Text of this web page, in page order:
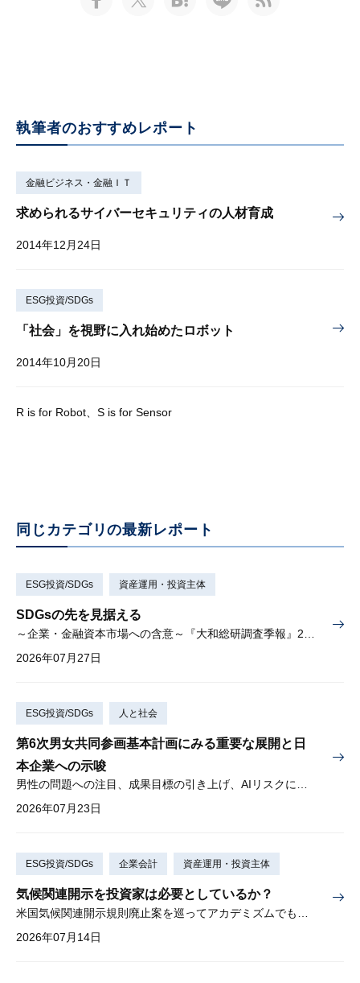
執筆者のおすすめレポート
金融ビジネス・金融ＩＴ
求められるサイバーセキュリティの人材育成
2014年12月24日
ESG投資/SDGs
「社会」を視野に入れ始めたロボット
2014年10月20日
R is for Robot、S is for Sensor
同じカテゴリの最新レポート
ESG投資/SDGs 資産運用・投資主体
SDGsの先を見据える
2026年07月27日
ESG投資/SDGs 人と社会
第6次男女共同参画基本計画にみる重要な展開と日
本企業への示唆
男性の問題への注目、成果目標の引き上げ、AIリスクに対する懸念
2026年07月23日
ESG投資/SDGs 企業会計 資産運用・投資主体
気候関連開示を投資家は必要としているか？
2026年07月14日